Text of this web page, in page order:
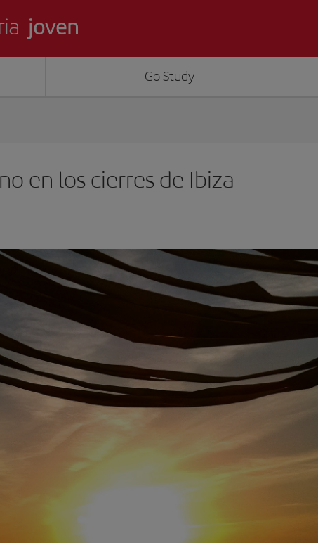
Go Study
en los cierres de Ibiza